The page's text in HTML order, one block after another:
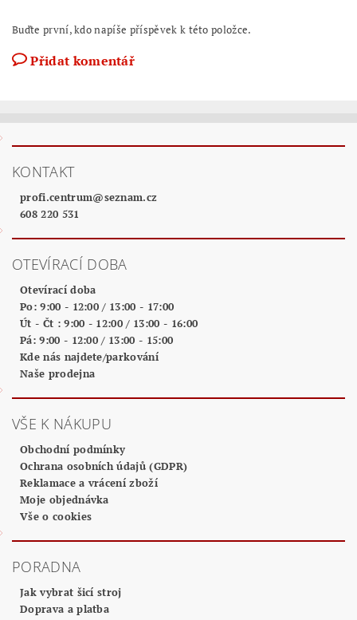
Buďte první, kdo napíše příspěvek k této položce.
Přidat komentář
KONTAKT
profi.centrum@seznam.cz
608 220 531
OTEVÍRACÍ DOBA
Otevírací doba
Po: 9:00 - 12:00 / 13:00 - 17:00
Út - Čt : 9:00 - 12:00 / 13:00 - 16:00
Pá: 9:00 - 12:00 / 13:00 - 15:00
Kde nás najdete/parkování
Naše prodejna
VŠE K NÁKUPU
Obchodní podmínky
Ochrana osobních údajů (GDPR)
Reklamace a vrácení zboží
Moje objednávka
Vše o cookies
PORADNA
Jak vybrat šicí stroj
Doprava a platba